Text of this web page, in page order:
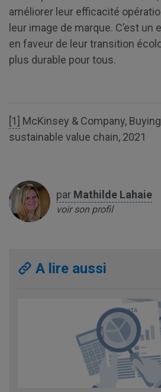
améliorer leur efficacité
leur image de marque. C’est
en faveur de leur transition
plus durable pour tous.
[1] McKinsey & Company,
sustainable value chain, 2021
par Mathilde Lahaie
voir son profil
A lire aussi